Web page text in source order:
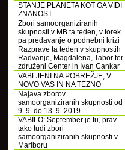
STANJE PLANETA KOT GA VIDI
ZNANOST
Zbori samoorganiziranih
skupnosti v MB ta teden, v torek
pa predavanje o podnebni krizi
Razprave ta teden v skupnostih
Radvanje, Magdalena, Tabor ter
združeni Center in Ivan Cankar
VABLJENI NA POBREŽJE, V
NOVO VAS IN NA TEZNO
Najava zborov
samoorganiziranih skupnosti od
9. 9. do 13. 9. 2019
VABILO: September je tu, prav
tako tudi zbori
samoorganiziranih skupnosti v
Mariboru